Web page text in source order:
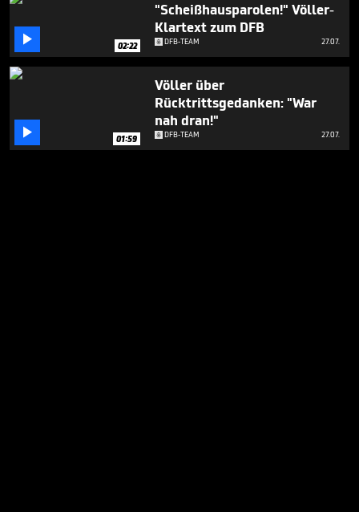
 02:22
"Scheißhausparolen!" Völler-
Klartext zum DFB
DFB-TEAM 27.07.
 01:59
Völler über
Rücktrittsgedanken: "War
nah dran!"
DFB-TEAM 27.07.